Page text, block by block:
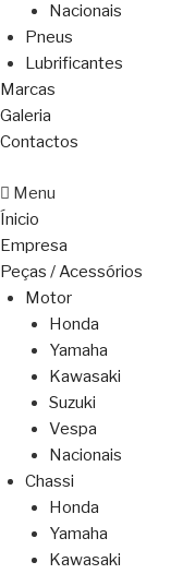
Nacionais
Pneus
Lubrificantes
Marcas
Galeria
Contactos
Menu
Ínicio
Empresa
Peças / Acessórios
Motor
Honda
Yamaha
Kawasaki
Suzuki
Vespa
Nacionais
Chassi
Honda
Yamaha
Kawasaki